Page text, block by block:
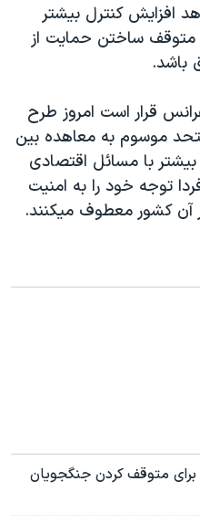
افزايش کنترل بيشتر
متوقف ساختن حمايت از
باشد.
قرار است امروز طرح
موسوم به معاهده بين
بيشتر با مسائل اقتصادی
توجه خود را به امنيت
آن کشور معطوف ميکنند.
برای متوقف کردن جنگجويان